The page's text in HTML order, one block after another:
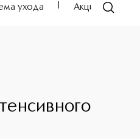
ухода Акции